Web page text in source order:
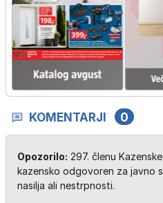
KOMENTARJI 0
Opozorilo: 297. členu
kazensko odgovoren za javno
nasilja ali nestrpnosti.